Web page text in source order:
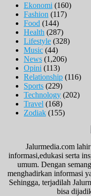
Ekonomi (160)
Fashion (117)
Food (144)
Health (287)
Lifestyle (328)
Music (44)
News (1,206)
Opini (113)
Relationship (116)
Sports (229)
Technology (202)
Travel (168)
Zodiak (155)
Jalurmedia.com
informasi,edukasi serta
umum. Dengan
menghadirkan informasi
Sehingga, terjadilah
bisa